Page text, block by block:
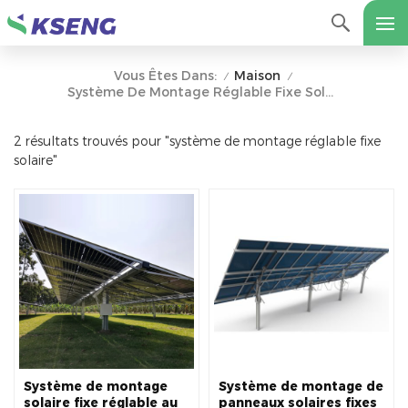
Vous Êtes Dans: / Maison /
Système De Montage Réglable Fixe Solaire
2 résultats trouvés pour "système de montage réglable fixe
solaire"
Système de montage
solaire fixe réglable au
Système de montage de
panneaux solaires fixes